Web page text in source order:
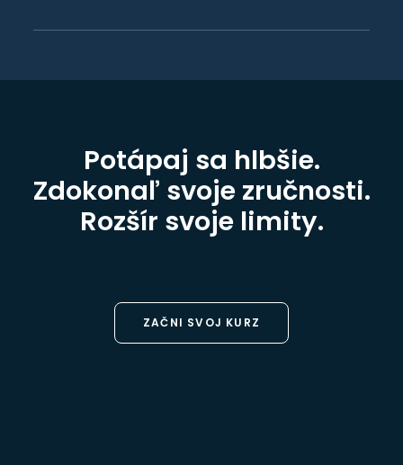
Potápaj sa hlbšie.
Zdokonaľ svoje zručnosti.
Rozšír svoje limity.
ZAČNI SVOJ KURZ